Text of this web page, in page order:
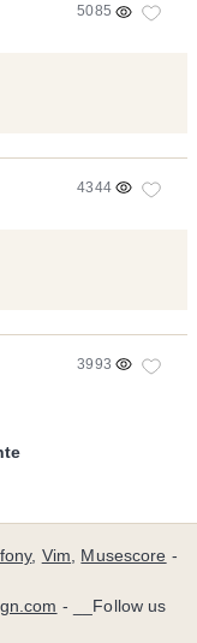
5085
4344
3993
, Vim, Musescore -
- __Follow us